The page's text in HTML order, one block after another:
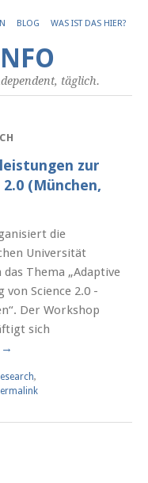
BLOG WAS IST DAS HIER?
täglich.
zur
(München,
die
Universität
Thema „Adaptive
Science 2.0 -
Der Workshop
sich
→
,